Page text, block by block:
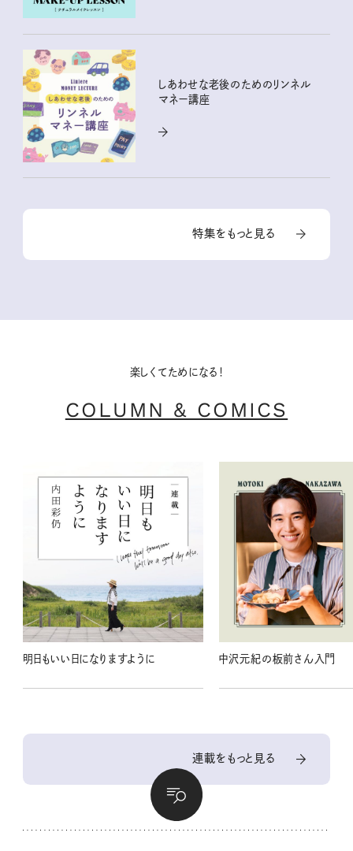
しあわせな老後のためのリンネル
マネー講座
特集をもっと見る
楽しくてためになる！
COLUMN & COMICS
明日もいい日になりますように 中沢元紀の板前さん入門
連載をもっと見る